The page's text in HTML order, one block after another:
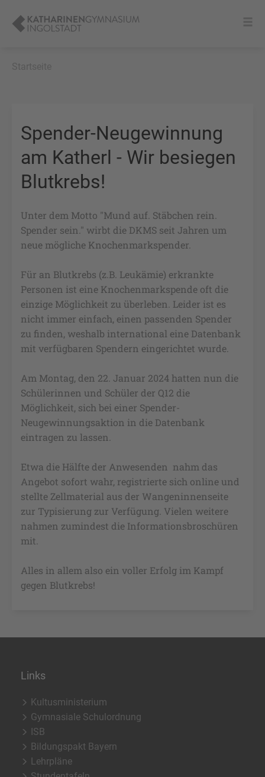
Spender-Neugewinnung
am Katherl - Wir besiegen
Blutkrebs!
Unter dem Motto "Mund auf. Stäbchen rein.
Spender sein." wirbt die DKMS seit Jahren um
neue mögliche Knochenmarkspender.
Für an Blutkrebs (z.B. Leukämie) erkrankte
Personen ist eine Knochenmarkspende oft die
einzige Möglichkeit zu überleben. Leider ist es
nicht immer einfach, einen passenden Spender
zu finden, weshalb international eine Datenbank
mit verfügbaren Spendern eingerichtet wurde.
Am Montag, den 22. Januar 2024 hatten nun die
Schülerinnen und Schüler der Q12 die
Möglichkeit, sich bei einer Spender-
Neugewinnungsaktion in die Datenbank
eintragen zu lassen.
Etwa die Hälfte der Anwesenden nahm das
Angebot sofort wahr, registrierte sich online und
stellte Zellmaterial aus der Wangeninnenseite
zur Typisierung zur Verfügung. Vielen weitere
nahmen zumindest die Informationsbroschüren
mit.
Alles in allem also ein voller Erfolg im Kampf
gegen Blutkrebs!
Links
Kultusministerium
Gymnasiale Schulordnung
ISB
Bildungspakt Bayern
Lehrpläne